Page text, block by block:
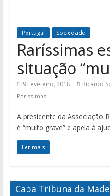
Portugal Sociedade
Raríssimas
situação
9 Fevereiro, 2018 Ricardo
Raríssimas
A presidente da Associação
é “muito grave” e apela à
Ler mais
Capa Tribuna da